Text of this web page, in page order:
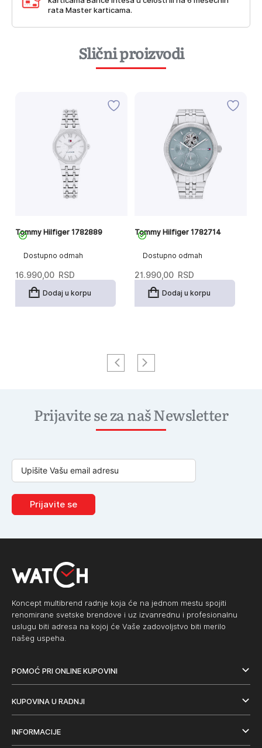
rata Master karticama.
Slični proizvodi
Dostupno odmah
Tommy Hilfiger 1782889
16.990,00 RSD
Dodaj u korpu
Dostupno odmah
Tommy Hilfiger 1782714
21.990,00 RSD
Dodaj u korpu
Prijavite se za naš Newsletter
Prijavite se
Koncept multibrend radnje koja će na jednom mestu spojiti
renomirane svetske brendove i uz izvanrednu i profesionalnu
uslugu biti adresa na kojoj će Vaše zadovoljstvo biti merilo
našeg uspeha.
POMOĆ PRI ONLINE KUPOVINI
KUPOVINA U RADNJI
INFORMACIJE